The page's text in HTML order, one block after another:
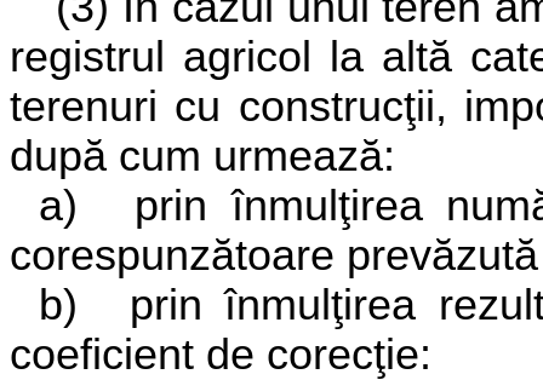
registrul agricol la altă
terenuri cu construcţii,
după cum urmează:
a)
prin înmulţirea
corespunzătoare
b)
prin înmulţirea
coeficient de corecţie: